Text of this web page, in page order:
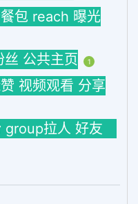
包 reach 曝光
公共主页 1
视频观看 分享
拉人 好友